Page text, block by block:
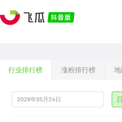
行业排行榜 涨粉排行榜